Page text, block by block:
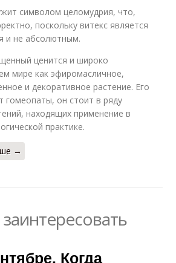
символом целомудрия, что,
поскольку витекс является
и не абсолютным.
ценится и широко
мире как эфиромасличное,
и декоративное растение. Его
гомеопаты, он стоит в ряду
находящих применение в
практике.
→
Когда